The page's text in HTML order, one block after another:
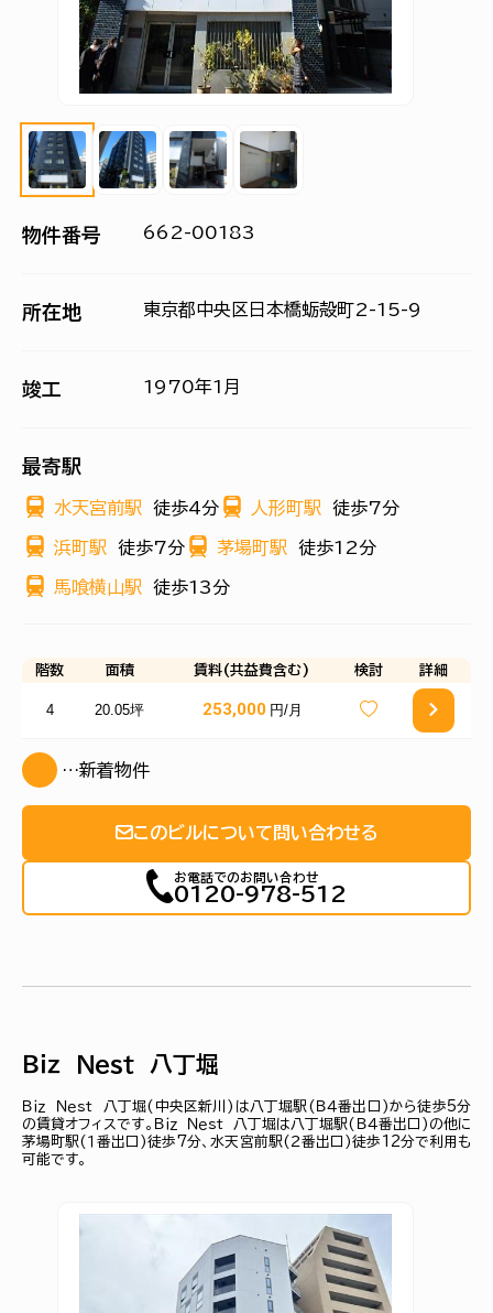
物件番号 662-00183
所在地 東京都中央区日本橋蛎殻町2-15-9
竣工 1970年1月
最寄駅
水天宮前駅 徒歩4分 人形町駅 徒歩7分
浜町駅 徒歩7分 茅場町駅 徒歩12分
馬喰横山駅 徒歩13分
階数 面積 賃料(共益費含む) 検討 詳細
4 20.05坪 253,000 円/月
…新着物件
このビルについて問い合わせる
お電話でのお問い合わせ
0120-978-512
Ｂｉｚ Ｎｅｓｔ 八丁堀
Ｂｉｚ Ｎｅｓｔ 八丁堀(中央区新川)は八丁堀駅(Ｂ４番出口)から徒歩5分
の賃貸オフィスです。Ｂｉｚ Ｎｅｓｔ 八丁堀は八丁堀駅(Ｂ４番出口)の他に
茅場町駅(１番出口)徒歩7分、水天宮前駅(２番出口)徒歩12分で利用も
可能です。